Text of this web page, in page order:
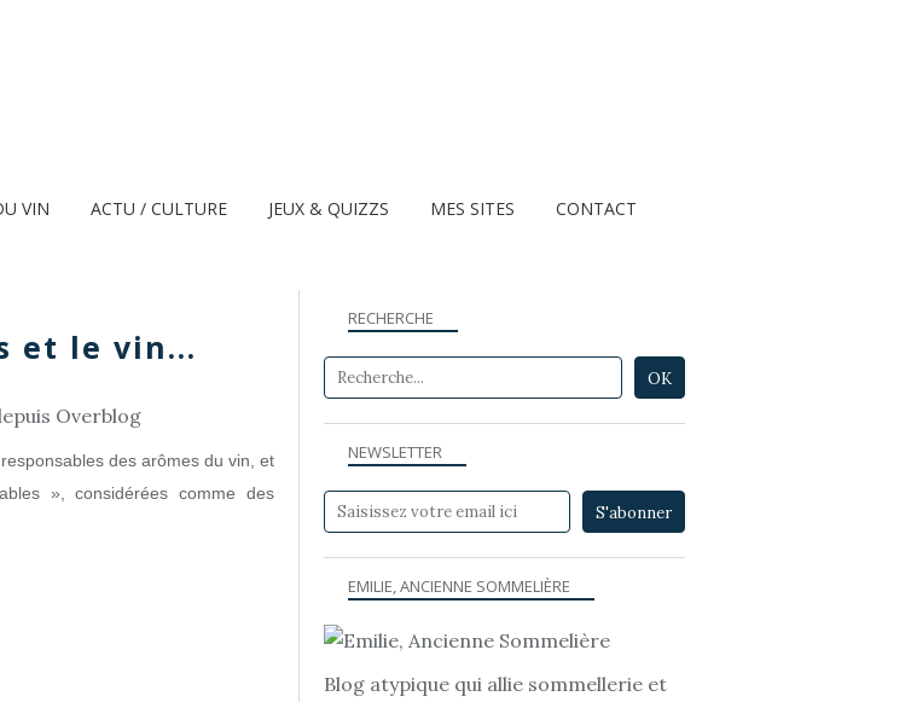
VIN ACTU / CULTURE JEUX & QUIZZS MES SITES CONTACT
et le vin...
Overblog
des arômes du vin, et
», considérées comme des
NEWSLETTER
RECHERCHE
EMILIE, ANCIENNE SOMMELIÈRE
Blog atypique qui allie sommellerie et